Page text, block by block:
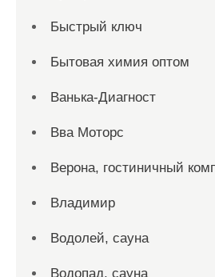
Быстрый ключ
Бытовая химия оптом
Ванька-Диагност
Вва Моторс
Верона, гостиничный
Владимир
Водолей, сауна
Водопад, сауна